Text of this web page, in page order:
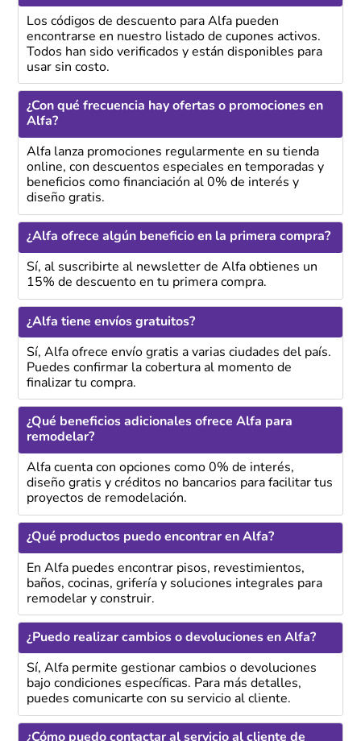
Los códigos de descuento para Alfa pueden
encontrarse en nuestro listado de cupones activos.
Todos han sido verificados y están disponibles para
usar sin costo.
¿Con qué frecuencia hay ofertas o promociones en
Alfa?
Alfa lanza promociones regularmente en su tienda
online, con descuentos especiales en temporadas y
beneficios como financiación al 0% de interés y
diseño gratis.
¿Alfa ofrece algún beneficio en la primera compra?
Sí, al suscribirte al newsletter de Alfa obtienes un
15% de descuento en tu primera compra.
¿Alfa tiene envíos gratuitos?
Sí, Alfa ofrece envío gratis a varias ciudades del país.
Puedes confirmar la cobertura al momento de
finalizar tu compra.
¿Qué beneficios adicionales ofrece Alfa para
remodelar?
Alfa cuenta con opciones como 0% de interés,
diseño gratis y créditos no bancarios para facilitar tus
proyectos de remodelación.
¿Qué productos puedo encontrar en Alfa?
En Alfa puedes encontrar pisos, revestimientos,
baños, cocinas, grifería y soluciones integrales para
remodelar y construir.
¿Puedo realizar cambios o devoluciones en Alfa?
Sí, Alfa permite gestionar cambios o devoluciones
bajo condiciones específicas. Para más detalles,
puedes comunicarte con su servicio al cliente.
¿Cómo puedo contactar al servicio al cliente de